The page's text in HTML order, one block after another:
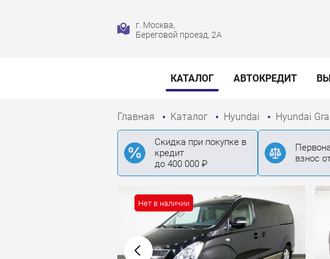
г. Москва,
Береговой проезд, 2А
КАТАЛОГ АВТОКРЕДИТ
Главная Каталог Hyundai Hyundai
Скидка при покупке в
кредит
до 400 000 ₽
взнос
Нет в наличии